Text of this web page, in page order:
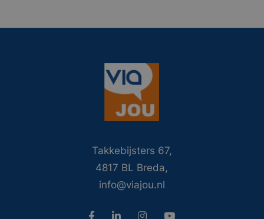
Takkebijsters 67,
4817 BL Breda,
info@viajou.nl